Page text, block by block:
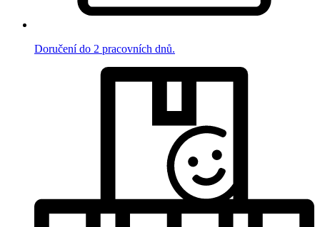
Doručení do 2 pracovních dnů.